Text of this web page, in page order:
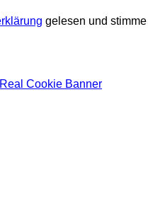
gelesen und stimme
Cookie Banner